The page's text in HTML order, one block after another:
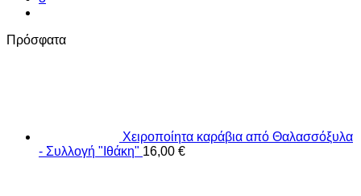
Πρόσφατα
Χειροποίητα καράβια από Θαλασσόξυλα
- Συλλογή "Ιθάκη" 16,00 €